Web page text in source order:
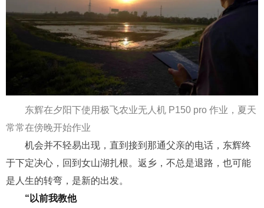
东辉在夕阳下使用极飞农业无人机 P150 pro 作业，夏天
常常在傍晚开始作业
机会并不轻易出现，直到 接到 那通父亲的电话，东辉终
于下定决心，回到女山湖扎根。 返乡，不总是退路，也可能
是人生的转弯，是新的出发。
“以前我教他